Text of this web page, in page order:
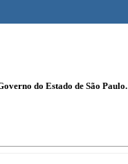
do Estado de São Paulo.